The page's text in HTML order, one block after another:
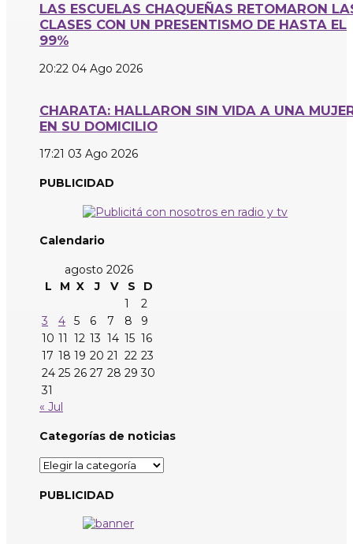
LAS ESCUELAS CHAQUEÑAS RETOMARON
CLASES CON UN PRESENTISMO DE HASTA EL
99%
20:22 04 Ago 2026
CHARATA: HALLARON SIN VIDA A UNA
EN SU DOMICILIO
17:21 03 Ago 2026
PUBLICIDAD
Calendario
agosto 2026
L
M X J V S
D
1
2
3
4 5 6 7 8
9
10 11 12 13 14 15 16
17 18 19 20 21 22 23
24 25 26 27 28 29 30
31
« Jul
Categorías de noticias
Categorías
de
noticias
PUBLICIDAD